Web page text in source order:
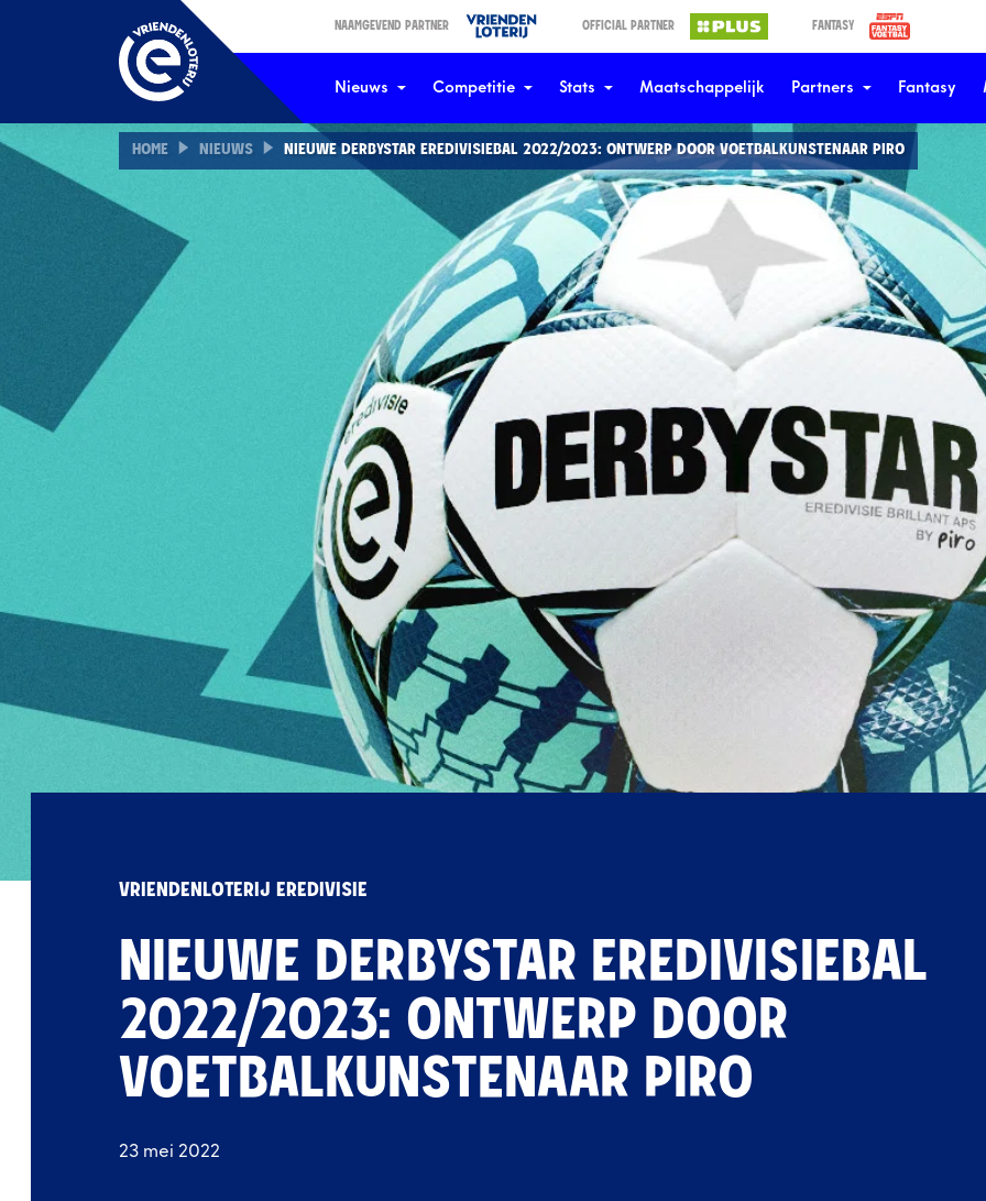
NAAMGEVEND PARTNER OFFICIAL PARTNER FANTASY
Nieuws Competitie Stats Maatschappelijk Partners Fantasy
HOME NIEUWS NIEUWE DERBYSTAR EREDIVISIEBAL 2022/2023: ONTWERP DOOR VOETBALKUNSTENAAR PIRO
VRIENDENLOTERIJ EREDIVISIE
NIEUWE DERBYSTAR EREDIVISIEBAL
2022/2023: ONTWERP DOOR
VOETBALKUNSTENAAR PIRO
23 mei 2022